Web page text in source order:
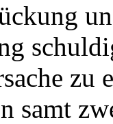
zu
samt